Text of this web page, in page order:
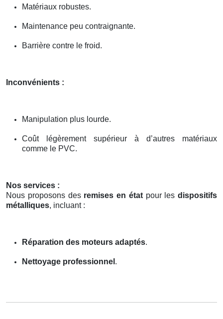
Matériaux robustes.
Maintenance peu contraignante.
Barrière contre le froid.
Inconvénients :
Manipulation plus lourde.
Coût légèrement supérieur à d’autres matériaux
comme le PVC.
Nos services :
Nous proposons des remises en étatpour les dispositifs
métalliques, incluant :
Réparation des moteurs adaptés.
Nettoyage professionnel .